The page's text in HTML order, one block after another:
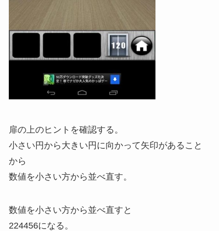
扉の上のヒントを確認する。
小さい円から大きい円に向かって矢印があること
から
数値を小さい方から並べ直す。
数値を小さい方から並べ直すと
224456になる。